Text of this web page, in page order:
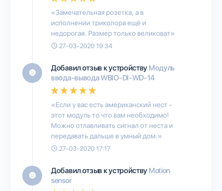
«Замечательная розетка, а в
исполнении триколора ещё и
недорогая. Размер только великоват»
27-03-2020 19:34
Добавил отзыв к устройству Модуль
ввода-вывода WBIO-DI-WD-14
«Если у вас есть американский нест -
этот модуль то что вам необходимо!
Можно отлавливать сигнал от неста и
передавать дальше в умный дом.»
27-03-2020 17:17
Добавил отзыв к устройству Motion
sensor